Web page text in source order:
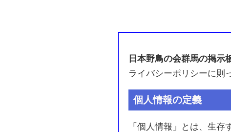
日本野鳥の会群馬の掲示
ライバシーポリシーに則
個人情報の定義
「個人情報」とは、生